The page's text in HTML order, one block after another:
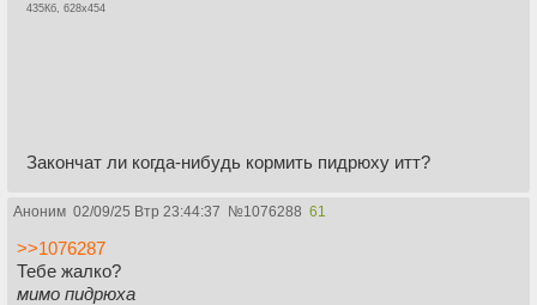
435Кб, 628x454
Закончат ли когда-нибудь кормить пидрюху итт?
Аноним 02/09/25 Втр 23:44:37 №1076288 61
>>1076287
Тебе жалко?
мимо пидрюха